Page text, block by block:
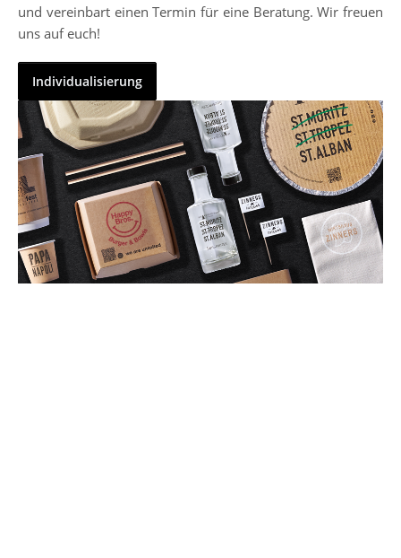
und vereinbart einen Termin für eine Beratung. Wir freuen
uns auf euch!
Individualisierung